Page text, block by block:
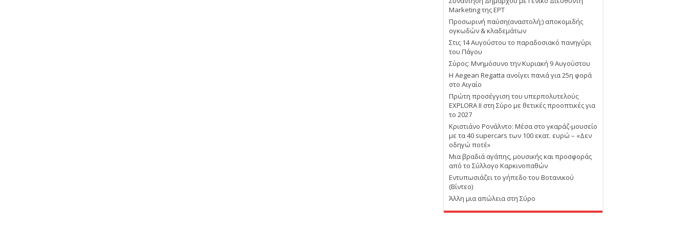
Marketing της ΕΡΤ
Προσωρινή παύση(αναστολή;) αποκομιδής
ογκωδών & κλαδεμάτων
Στις 14 Αυγούστου το παραδοσιακό πανηγύρι
του Πάγου
Σύρος: Μνημόσυνο την Κυριακή 9 Αυγούστου
Η Aegean Regatta ανοίγει πανιά για 25η φορά
στο Αιγαίο
Πρώτη προσέγγιση του υπερπολυτελούς
EXPLORA II στη Σύρο με θετικές προοπτικές για
το 2027
Κριστιάνο Ρονάλντο: Μέσα στο γκαράζ-μουσείο
με τα 40 supercars των 100 εκατ. ευρώ – «Δεν
οδηγώ ποτέ»
Μια βραδιά αγάπης, μουσικής και προσφοράς
από το Σύλλογο Καρκινοπαθών
Εντυπωσιάζει το γήπεδο του Βοτανικού
(Βίντεο)
Άλλη μια απώλεια στη Σύρο